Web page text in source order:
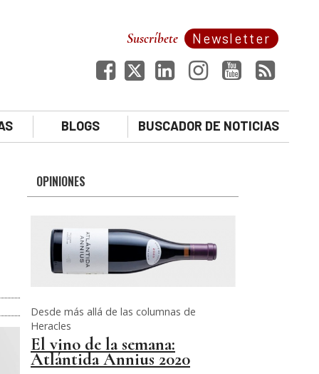
Newsletter
Suscríbete
BLOGS BUSCADOR DE NOTICIAS
OPINIONES
Desde más allá de las columnas de
Heracles
El vino de la semana:
Atlántida Annius 2020